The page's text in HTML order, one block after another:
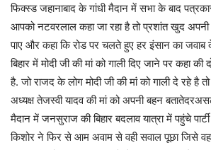
फिक्‍स्‍ड जहानाबाद के गांधी मैदान में सभा के बाद
आपको नटवरलाल कहा जा रहा है तो प्रशांत खुद
पाए और कहा कि रोड पर चलते हुए हर इंसान का जवाब
बिहार में मोदी जी की मां को गाली दिए जाने पर कहा
है. जो राजद के लोग मोदी जी की मां को गाली दे रहे है
अध्यक्ष तेजस्वी यादव की मां को अपनी बहन
मैदान में जनसुराज की बिहार बदलाव यात्रा में पहुंचे
किशोर ने फिर से आम अवाम से वही सवाल पूछा जिसे